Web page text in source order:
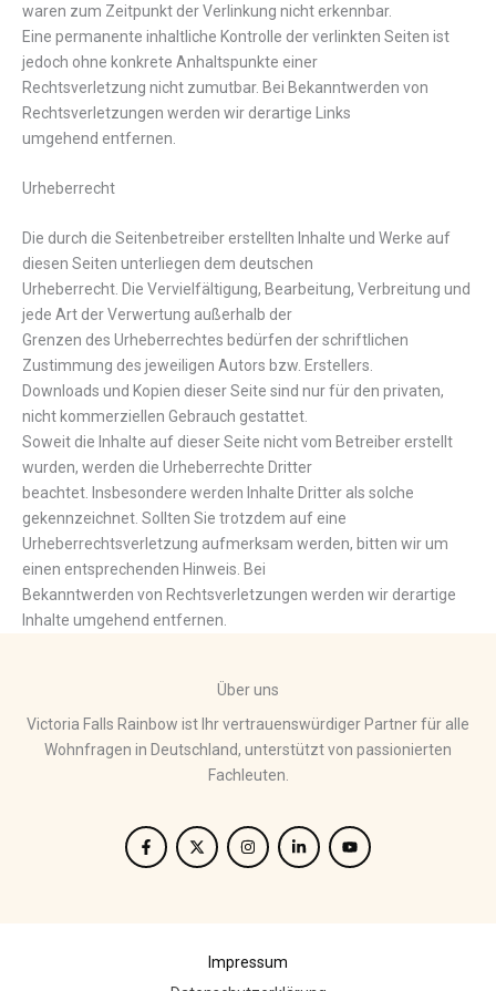
waren zum Zeitpunkt der Verlinkung nicht erkennbar.
Eine permanente inhaltliche Kontrolle der verlinkten Seiten ist
jedoch ohne konkrete Anhaltspunkte einer
Rechtsverletzung nicht zumutbar. Bei Bekanntwerden von
Rechtsverletzungen werden wir derartige Links
umgehend entfernen.
Urheberrecht
Die durch die Seitenbetreiber erstellten Inhalte und Werke auf
diesen Seiten unterliegen dem deutschen
Urheberrecht. Die Vervielfältigung, Bearbeitung, Verbreitung und
jede Art der Verwertung außerhalb der
Grenzen des Urheberrechtes bedürfen der schriftlichen
Zustimmung des jeweiligen Autors bzw. Erstellers.
Downloads und Kopien dieser Seite sind nur für den privaten,
nicht kommerziellen Gebrauch gestattet.
Soweit die Inhalte auf dieser Seite nicht vom Betreiber erstellt
wurden, werden die Urheberrechte Dritter
beachtet. Insbesondere werden Inhalte Dritter als solche
gekennzeichnet. Sollten Sie trotzdem auf eine
Urheberrechtsverletzung aufmerksam werden, bitten wir um
einen entsprechenden Hinweis. Bei
Bekanntwerden von Rechtsverletzungen werden wir derartige
Inhalte umgehend entfernen.
Über uns
Victoria Falls Rainbow ist Ihr vertrauenswürdiger Partner für alle
Wohnfragen in Deutschland, unterstützt von passionierten
Fachleuten.
Impressum